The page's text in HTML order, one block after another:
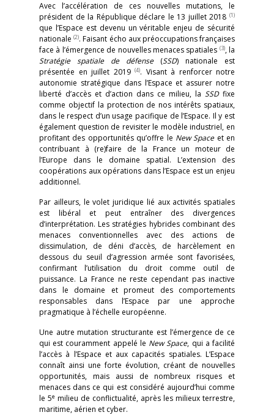
Avec l’accélération de ces nouvelles mutations, le
président de la République déclare le 13 juillet 2018 (1)
que l’Espace est devenu un véritable enjeu de sécurité
nationale(2). Faisant écho aux préoccupations françaises
face à l’émergence de nouvelles menaces spatiales (3), la
Stratégie spatiale de défense(SSD) nationale est
présentée en juillet 2019 (4). Visant à renforcer notre
autonomie stratégique dans l’Espace et assurer notre
liberté d’accès et d’action dans ce milieu, la SSD fixe
comme objectif la protection de nos intérêts spatiaux,
dans le respect d’un usage pacifique de l’Espace. Il y est
également question de revisiter le modèle industriel, en
profitant des opportunités qu’offre le New Spaceet en
contribuant à (re)faire de la France un moteur de
l’Europe dans le domaine spatial. L’extension des
coopérations aux opérations dans l’Espace est un enjeu
additionnel.
Par ailleurs, le volet juridique lié aux activités spatiales
est libéral et peut entraîner des divergences
d’interprétation. Les stratégies hybrides combinant des
menaces conventionnelles avec des actions de
dissimulation, de déni d’accès, de harcèlement en
dessous du seuil d’agression armée sont favorisées,
confirmant l’utilisation du droit comme outil de
puissance. La France ne reste cependant pas inactive
dans le domaine et promeut des comportements
responsables dans l’Espace par une approche
pragmatique à l’échelle européenne.
Une autre mutation structurante est l’émergence de ce
qui est couramment appelé le New Space, qui a facilité
l’accès à l’Espace et aux capacités spatiales. L’Espace
connaît ainsi une forte évolution, créant de nouvelles
opportunités, mais aussi de nombreux risques et
menaces dans ce qui est considéré aujourd’hui comme
le 5e milieu de conflictualité, après les milieux terrestre,
maritime, aérien et cyber.